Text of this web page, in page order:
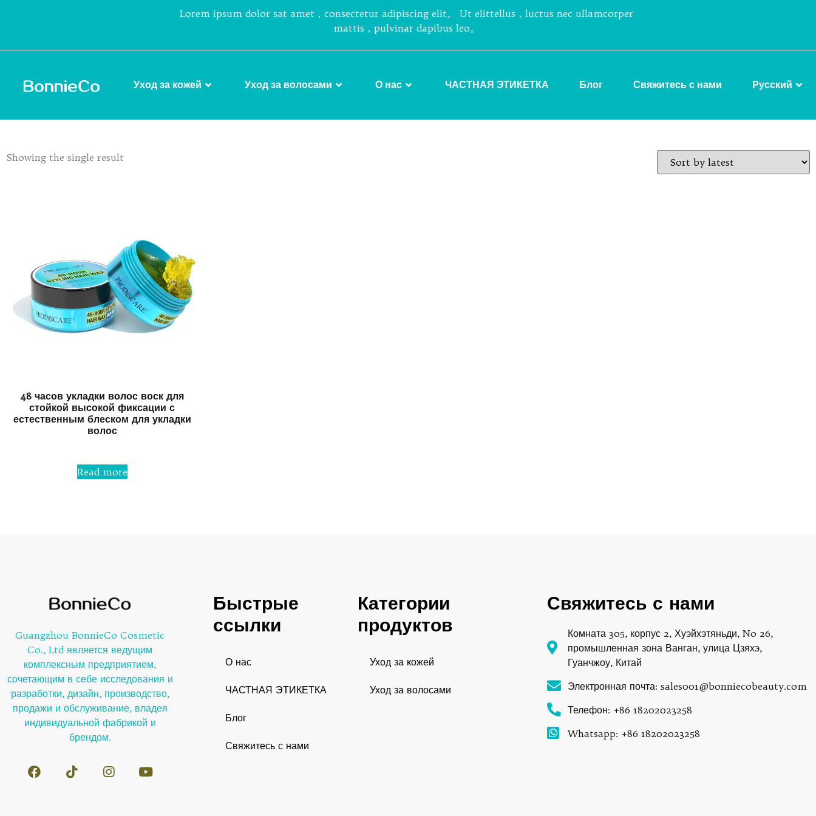
Lorem ipsum dolor sat amet，consectetur adipiscing elit。 Ut elittellus，luctus nec ullamcorper
mattis，pulvinar dapibus leo。
Уход за кожей Уход за волосами О нас ЧАСТНАЯ ЭТИКЕТКА Блог Свяжитесь с нами Русский
Showing the single result
48 часов укладки волос воск для
стойкой высокой фиксации с
естественным блеском для укладки
волос
0
out
of
Read more
Guangzhou BonnieCo Cosmetic
Co., Ltd является ведущим
комплексным предприятием,
сочетающим в себе исследования и
разработки, дизайн, производство,
продажи и обслуживание, владея
индивидуальной фабрикой и
брендом.
Быстрые
ссылки
О нас
ЧАСТНАЯ ЭТИКЕТКА
Блог
Свяжитесь с нами
Категории
продуктов
Уход за кожей
Уход за волосами
Свяжитесь с нами
Комната 305, корпус 2, Хуэйхэтяньди, No 26,
промышленная зона Ванган, улица Цзяхэ,
Гуанчжоу, Китай
Электронная почта: sales001@bonniecobeauty.com
Телефон: +86 18202023258
Whatsapp: +86 18202023258